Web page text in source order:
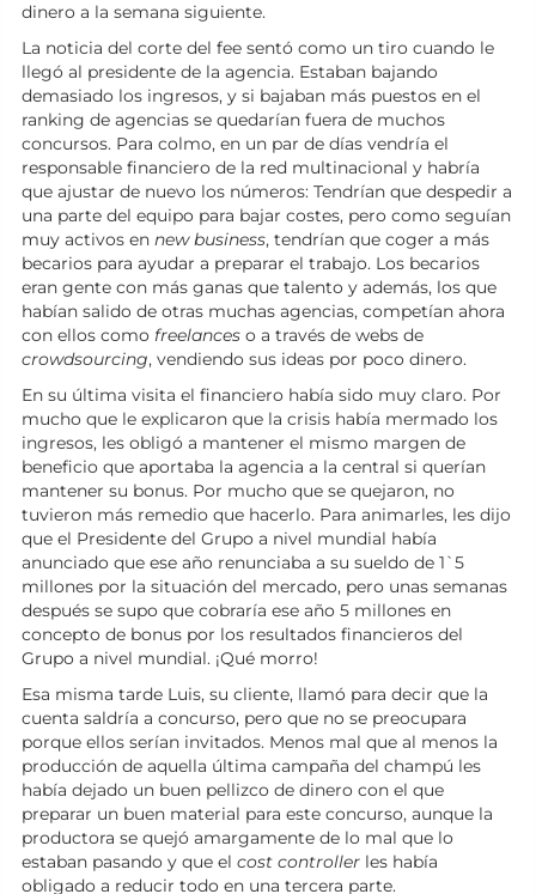
dinero a la semana siguiente.
La noticia del corte del fee sentó como un tiro cuando le
llegó al presidente de la agencia. Estaban bajando
demasiado los ingresos, y si bajaban más puestos en el
ranking de agencias se quedarían fuera de muchos
concursos. Para colmo, en un par de días vendría el
responsable financiero de la red multinacional y habría
que ajustar de nuevo los números: Tendrían que despedir a
una parte del equipo para bajar costes, pero como seguían
muy activos en new business, tendrían que coger a más
becarios para ayudar a preparar el trabajo. Los becarios
eran gente con más ganas que talento y además, los que
habían salido de otras muchas agencias, competían ahora
con ellos como freelances o a través de webs de
crowdsourcing, vendiendo sus ideas por poco dinero.
En su última visita el financiero había sido muy claro. Por
mucho que le explicaron que la crisis había mermado los
ingresos, les obligó a mantener el mismo margen de
beneficio que aportaba la agencia a la central si querían
mantener su bonus. Por mucho que se quejaron, no
tuvieron más remedio que hacerlo. Para animarles, les dijo
que el Presidente del Grupo a nivel mundial había
anunciado que ese año renunciaba a su sueldo de 1`5
millones por la situación del mercado, pero unas semanas
después se supo que cobraría ese año 5 millones en
concepto de bonus por los resultados financieros del
Grupo a nivel mundial. ¡Qué morro!
Esa misma tarde Luis, su cliente, llamó para decir que la
cuenta saldría a concurso, pero que no se preocupara
porque ellos serían invitados. Menos mal que al menos la
producción de aquella última campaña del champú les
había dejado un buen pellizco de dinero con el que
preparar un buen material para este concurso, aunque la
productora se quejó amargamente de lo mal que lo
estaban pasando y que el cost controller les había
obligado a reducir todo en una tercera parte.